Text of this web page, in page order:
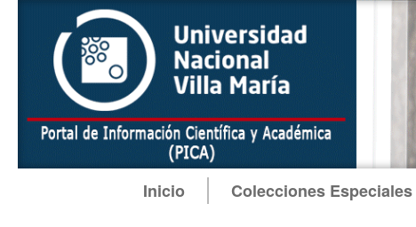
Inicio Colecciones Especiales